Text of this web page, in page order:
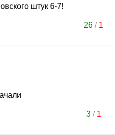
штук 6-7!
26 / 1
3/ 1